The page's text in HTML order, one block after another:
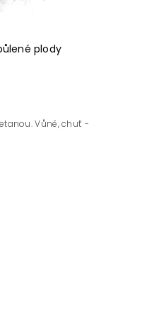
plody
Vůně, chuť -